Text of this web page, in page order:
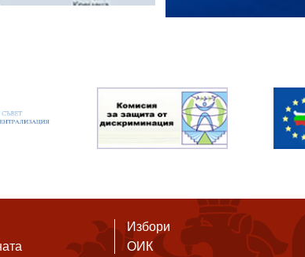
Избори
ОИК